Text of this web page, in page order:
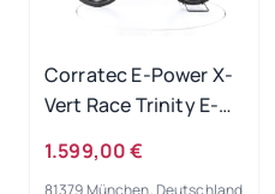
Corratec E-Power X-
Vert Race Trinity E-
1.599,00 €